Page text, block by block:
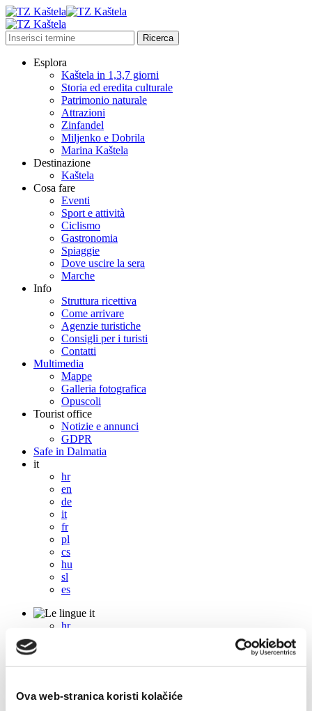
Ova web-stranica koristi kolačiće
Esplora
Kaštela in 1,3,7 giorni
Storia ed eredita culturale
Patrimonio naturale
Attrazioni
Zinfandel
Miljenko e Dobrila
Marina Kaštela
Destinazione
Kaštela
Cosa fare
Eventi
Sport e attività
Ciclismo
Gastronomia
Spiaggie
Dove uscire la sera
Marche
Info
Struttura ricettiva
Come arrivare
Agenzie turistiche
Consigli per i turisti
Contatti
Multimedia
Mappe
Galleria fotografica
Opuscoli
Tourist office
Notizie e annunci
GDPR
Safe in Dalmatia
it
hr
en
de
it
fr
pl
cs
hu
sl
es
it
hr
cs